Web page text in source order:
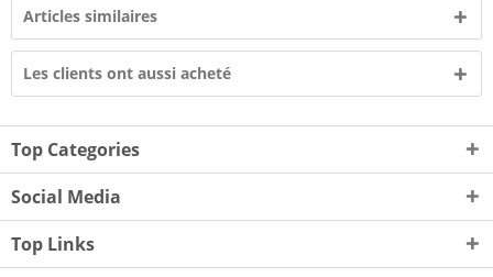
Articles similaires
Les clients ont aussi acheté
Top Categories
Social Media
Top Links